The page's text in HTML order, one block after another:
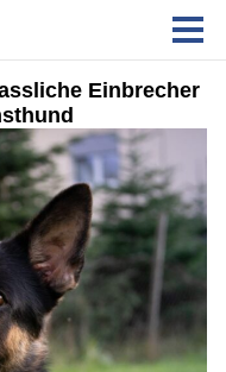
Einbrecher